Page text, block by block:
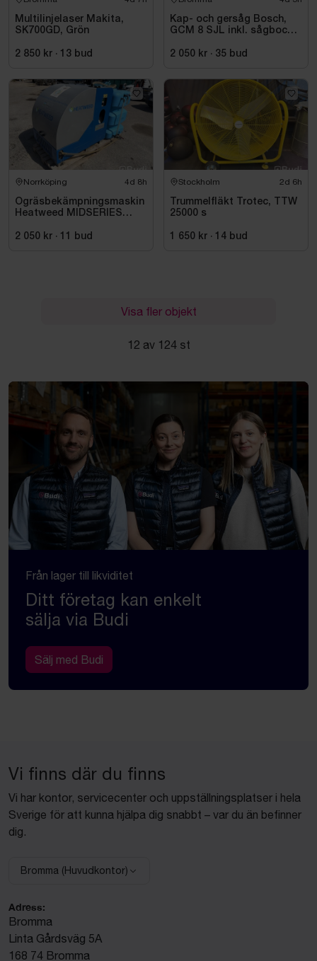
Multilinjelaser Makita,
SK700GD, Grön
2 850 kr · 13 bud
Kap- och gersåg Bosch,
GCM 8 SJL inkl. sågbock
2 050 kr · 35 bud
Norrköping 4d 8h
Ogräsbekämpningsmaskin
Heatweed MIDSERIES
2 050 kr · 11 bud
Stockholm 2d 6h
Trummelfläkt Trotec, TTW
25000 s
1 650 kr · 14 bud
Visa fler objekt
12 av 124 st
Från lager till likviditet
Ditt företag kan enkelt
sälja via Budi
Sälj med Budi
Vi finns där du finns
Vi har kontor, servicecenter och uppställningsplatser i hela
Sverige för att kunna hjälpa dig snabbt – var du än befinner
dig.
Välj anläggning:
Bromma (Huvudkontor)
Adress:
Bromma
Linta Gårdsväg 5A
168 74 Bromma